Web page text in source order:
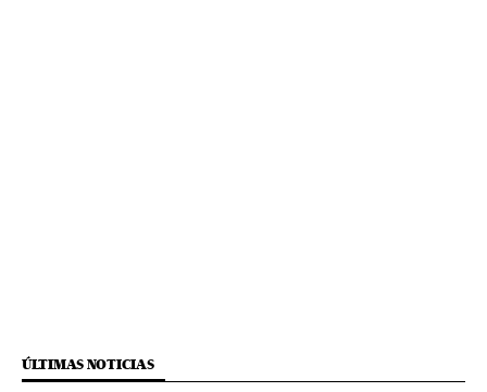
ÚLTIMAS NOTICIAS